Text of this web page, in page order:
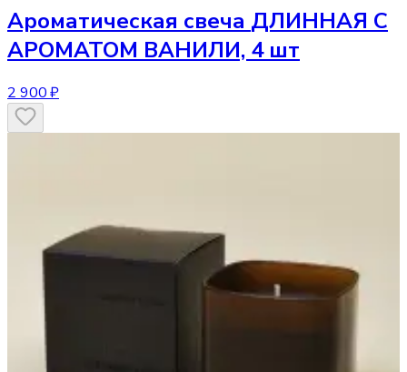
Ароматическая свеча ДЛИННАЯ С
АРОМАТОМ ВАНИЛИ, 4 шт
2 900 ₽